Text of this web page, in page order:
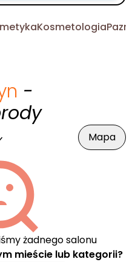
Kosmetologia
-
Mapa
żadnego salonu
mieście lub kategorii?